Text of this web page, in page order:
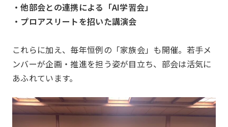
総務委員会
コネクト委員会
プロジェクト Project
・他部会との連携による「AI学習会」
・プロアスリートを招いた講演会
これらに加え、毎年恒例の「家族会」も開催。若手メ
ンバーが企画・推進を担う姿が目立ち、部会は活気に
あふれています。